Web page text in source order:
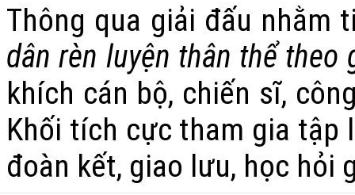
Thông qua giải đấu nhằm
dân rèn luyện thân thể theo
khích cán bộ, chiến sĩ,
Khối tích cực tham gia tập
đoàn kết, giao lưu, học hỏi